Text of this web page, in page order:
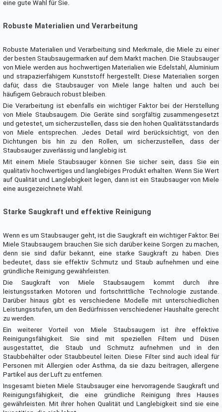
eine gute Wahl für Sie.
Robuste Materialien und Verarbeitung
Robuste Materialien und Verarbeitung sind Merkmale, die Miele zu einer
der besten Staubsaugermarken auf dem Markt machen. Die Staubsauger
von Miele werden aus hochwertigen Materialien wie Edelstahl, Aluminium
und strapazierfähigem Kunststoff hergestellt. Diese Materialien sorgen
dafür, dass die Staubsauger von Miele lange halten und auch bei
häufigem Gebrauch robust bleiben.
Die Verarbeitung ist ebenfalls ein wichtiger Faktor bei der Herstellung
von Miele Staubsaugern. Die Geräte sind sorgfältig zusammengesetzt
und getestet, um sicherzustellen, dass sie den hohen Qualitätsstandards
von Miele entsprechen. Jedes Detail wird berücksichtigt, von den
Dichtungen bis hin zu den Rollen, um sicherzustellen, dass der
Staubsauger zuverlässig und langlebig ist.
Mit einem Miele Staubsauger können Sie sicher sein, dass Sie ein
qualitativ hochwertiges und langlebiges Produkt erhalten. Wenn Sie Wert
auf Qualität und Langlebigkeit legen, dann ist ein Staubsauger von Miele
eine ausgezeichnete Wahl.
Starke Saugkraft und effektive Reinigung
Wenn es um Staubsauger geht, ist die Saugkraft ein wichtiger Faktor. Bei
Miele Staubsaugern brauchen Sie sich darüber keine Sorgen zu machen,
denn sie sind dafür bekannt, eine starke Saugkraft zu haben. Dies
bedeutet, dass sie effektiv Schmutz und Staub aufnehmen und eine
gründliche Reinigung gewährleisten.
Die Saugkraft von Miele Staubsaugern kommt durch ihre
leistungsstarken Motoren und fortschrittliche Technologie zustande.
Darüber hinaus gibt es verschiedene Modelle mit unterschiedlichen
Leistungsstufen, um den Bedürfnissen verschiedener Haushalte gerecht
zu werden.
Ein weiterer Vorteil von Miele Staubsaugern ist ihre effektive
Reinigungsfähigkeit. Sie sind mit speziellen Filtern und Düsen
ausgestattet, die Staub und Schmutz aufnehmen und in den
Staubbehälter oder Staubbeutel leiten. Diese Filter sind auch ideal für
Personen mit Allergien oder Asthma, da sie dazu beitragen, allergene
Partikel aus der Luft zu entfernen.
Insgesamt bieten Miele Staubsauger eine hervorragende Saugkraft und
Reinigungsfähigkeit, die eine gründliche Reinigung Ihres Hauses
gewährleisten. Mit ihrer hohen Qualität und Langlebigkeit sind sie eine